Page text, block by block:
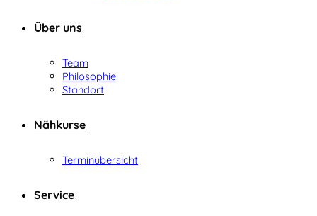
Über uns
Team
Philosophie
Standort
Nähkurse
Terminübersicht
Service